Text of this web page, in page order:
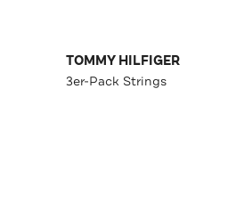
TOMMY HILFIGER
3er-Pack Strings